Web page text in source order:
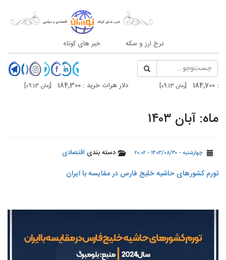
نرخ ارز و سکه خبر های کوتاه
دلار هرات خرید : 184,300 [زمان 09:13] سکه امامی : 186,000
ماه: آبان ۱۴۰۳
چهارشنبه - ۱۴۰۳/۰۸/۳۰ - ۲۰:۰۲ دسته بندی اقتصادی
تورم کشورهای حاشیه خلیج فارس در مقایسه با ایران